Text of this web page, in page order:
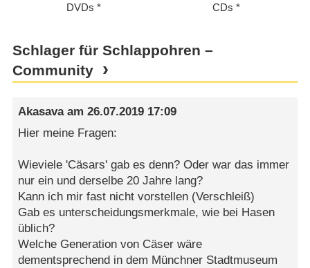
DVDs CDs
Schlager für Schlappohren –
Community
Akasavaam26.07.2019 17:09
Hier meine Fragen:
Wieviele 'Cäsars' gab es denn? Oder war das immer
nur ein und derselbe 20 Jahre lang?
Kann ich mir fast nicht vorstellen (Verschleiß)
Gab es unterscheidungsmerkmale, wie bei Hasen
üblich?
Welche Generation von Cäser wäre
dementsprechend in dem Münchner Stadtmuseum